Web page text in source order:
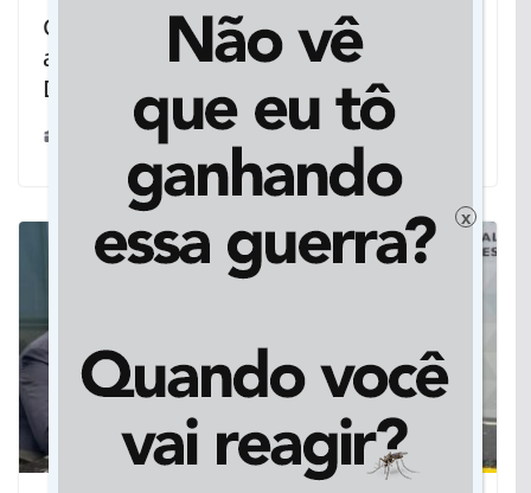
Com vagas de emprego, Prefeitura
amplia projeto de serviços em
Dourados
x